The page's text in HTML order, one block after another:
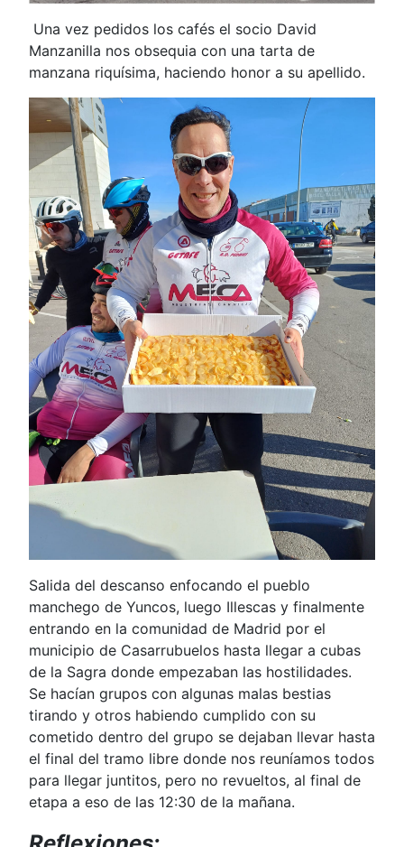
Una vez pedidos los cafés el socio David
Manzanilla nos obsequia con una tarta de
manzana riquísima, haciendo honor a su apellido.
Salida del descanso enfocando el pueblo
manchego de Yuncos, luego Illescas y finalmente
entrando en la comunidad de Madrid por el
municipio de Casarrubuelos hasta llegar a cubas
de la Sagra donde empezaban las hostilidades.
Se hacían grupos con algunas malas bestias
tirando y otros habiendo cumplido con su
cometido dentro del grupo se dejaban llevar hasta
el final del tramo libre donde nos reuníamos todos
para llegar juntitos, pero no revueltos, al final de
etapa a eso de las 12:30 de la mañana.